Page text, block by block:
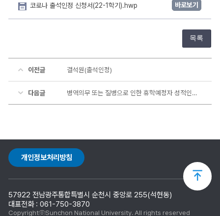
코로나 출석인정 신청서(22-1학기).hwp 바로보기
목록
이전글 결석원(출석인정)
다음글 병역의무 또는 질병으로 인한 휴학예정자 성적인정신청서 서식
개인정보처리방침
57922 전남광주통합특별시 순천시 중앙로 255(석현동)
대표전화 : 061-750-3870
CopyrightⓒSunchon National University. All rights reserved
상